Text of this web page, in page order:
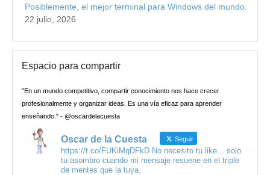
Posiblemente, el mejor terminal para Windows del mundo.
22 julio, 2026
Espacio para compartir
"En un mundo competitivo, compartir conocimiento nos hace crecer
profesionalmente y organizar ideas. Es una vía eficaz para aprender
enseñando." - @oscardelacuesta
Oscar de la Cuesta Seguir
https://t.co/FUKiMqDFkD No necesito tu like... solo
tu asombro cuando mi mensaje resuene en el triple
de mentes que la tuya.